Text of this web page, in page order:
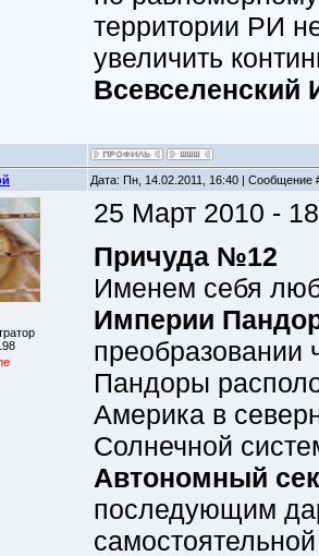
территории РИ
увеличить
Всевселенский
Дата: Пн, 14.02.2011, 16:40 | Сообщение
25 Март 2010 -
Причуда №12
Именем себя
Империи
преобразовании
Пандоры
Америка в
Солнечной
Автономный
последующим